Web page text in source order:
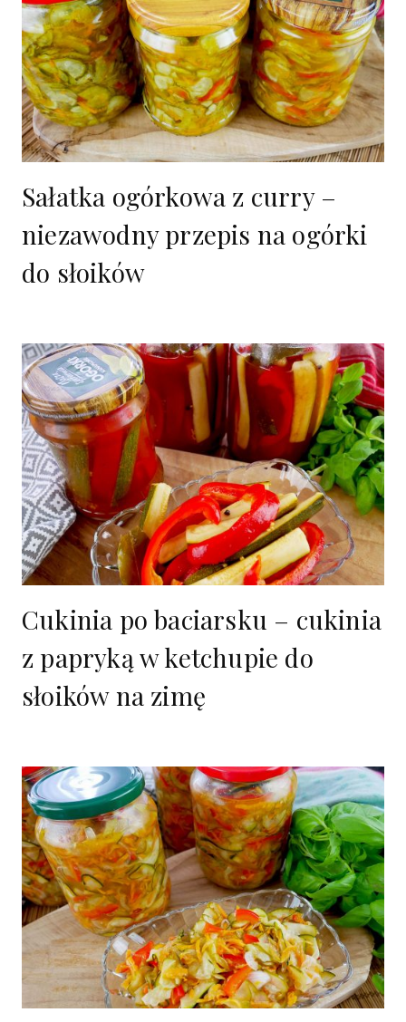
Sałatka ogórkowa z curry –
niezawodny przepis na ogórki
do słoików
Cukinia po baciarsku – cukinia
z papryką w ketchupie do
słoików na zimę